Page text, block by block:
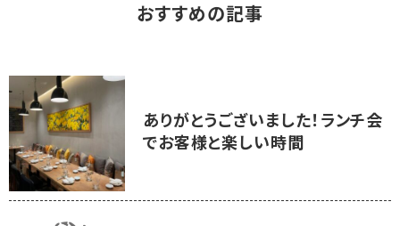
おすすめの記事
ありがとうございました！ランチ会
でお客様と楽しい時間